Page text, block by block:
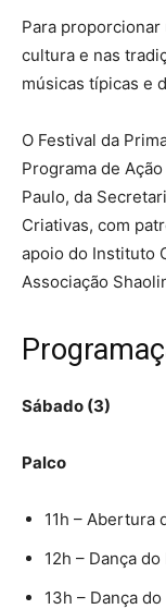
Para
cultura e nas
músicas típicas e
O Festival da
Programa de
Paulo, da
Criativas, com
apoio do Instituto
Associação
Sábado (3)
Palco
11h – Abertura
12h – Dança do
13h – Dança